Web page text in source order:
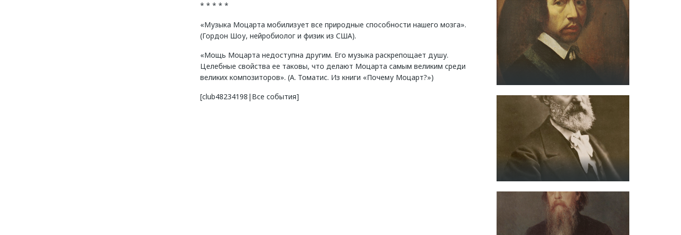
* * * * *
«Музыка Моцарта мобилизует все природные способности нашего мозга».
(Гордон Шоу, нейробиолог и физик из США).
«Мощь Моцарта недоступна другим. Его музыка раскрепощает душу.
Целебные свойства ее таковы, что делают Моцарта самым великим среди
великих композиторов». (А. Томатис. Из книги «Почему Моцарт?»)
[club48234198|Все события]